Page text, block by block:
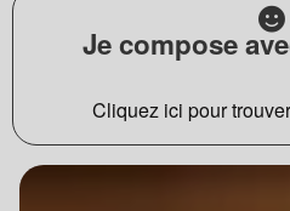
Je compose
Cliquez ici pour